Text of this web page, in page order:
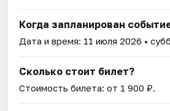
Когда запланирован
Дата и время: 11 июля 2026 •
Сколько стоит билет?
Стоимость билета: от 1 900 ₽.